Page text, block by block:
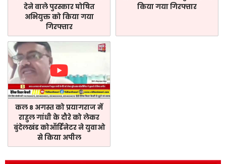
देने वाले पुरस्कार घोषित
अभियुक्त को किया गया
गिरफ्तार
किया गया गिरफ्तार
कल 8 अगस्त को प्रयागराज में
राहुल गांधी के दौरे को लेकर
बुंदेलखंड कोऑर्डिनेटर ने युवाओ
से किया अपील